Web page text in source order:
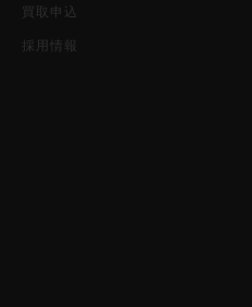
買取申込
採用情報